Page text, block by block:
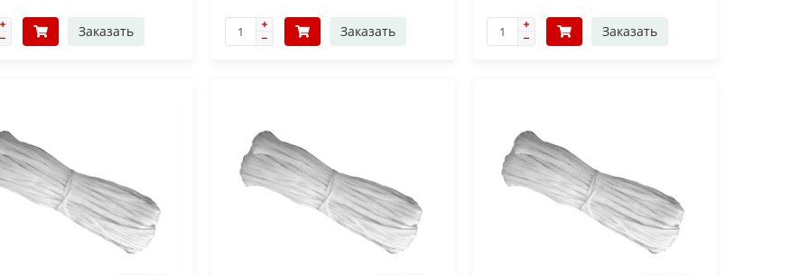
Заказать Заказать Заказать